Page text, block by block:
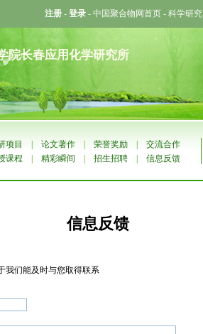
注册 - 登录 - 中国聚合物网首页 - 科学研究
院长春应用化学研究所
项目 论文著作 荣誉奖励 交流合作
课程 精彩瞬间 招生招聘 信息反馈
信息反馈
我们能及时与您取得联系